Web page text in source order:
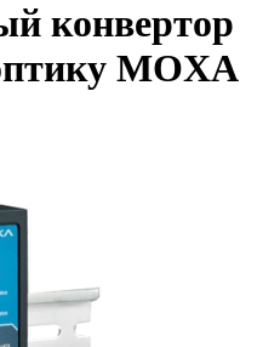
конвертор
MOXA